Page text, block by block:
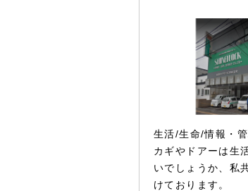
生活/生命/情報・
カギやドアーは生
いでしょうか、私
けております。